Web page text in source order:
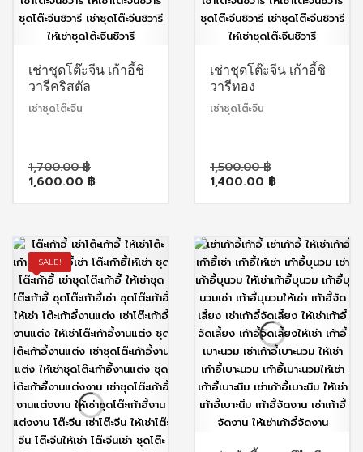
เช่าชุดโต๊ะจีน เก้าอี้ชิ
วารีคริสตัล
เช่าชุดโต๊ะจีน
1,700.00฿
1,600.00 ฿Current
เช่าชุดโต๊ะจีน เก้าอี้ชิ
วารีทอง
เช่าชุดโต๊ะจีน
1,500.00฿
1,400.00 ฿Current
SALE!